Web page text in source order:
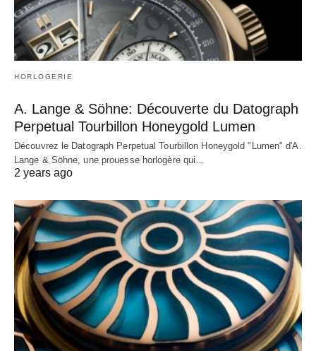
HORLOGERIE
A. Lange & Söhne: Découverte du Datograph
Perpetual Tourbillon Honeygold Lumen
Découvrez le Datograph Perpetual Tourbillon Honeygold "Lumen" d'A.
Lange & Söhne, une prouesse horlogère qui…
2 years ago